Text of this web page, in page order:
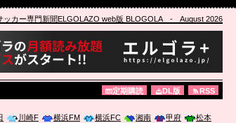
ッカー専門新聞ELGOLAZO web版 BLOGOLA- August 2026
定期購読 DL版 RSS
川崎F 横浜FM 横浜FC 湘南 甲府
松本